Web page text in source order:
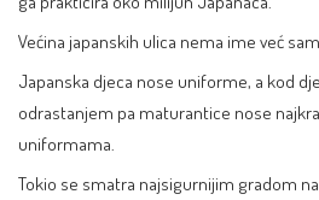
Većina japanskih ulica nema ime već
Japanska djeca nose uniforme, a kod
odrastanjem pa maturantice nose
uniformama.
Tokio se smatra najsigurnijim gradom na